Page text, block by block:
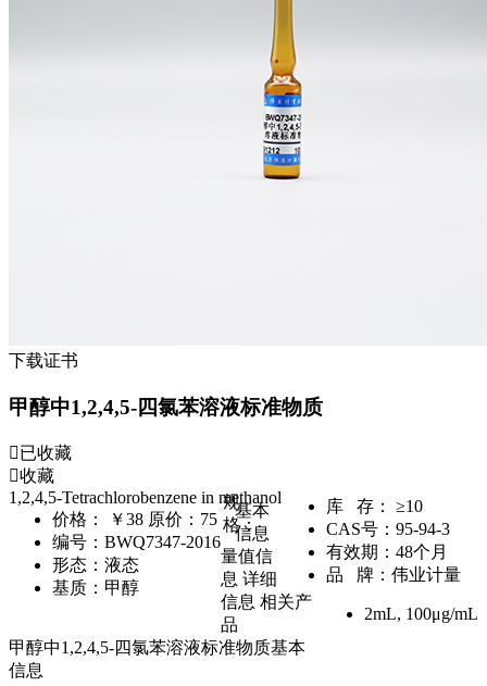
下载证书
甲醇中1,2,4,5-四氯苯溶液标准物质
已收藏
收藏
1,2,4,5-Tetrachlorobenzene in methanol
价格：
￥38 原价：75
编号： BWQ7347-2016
形态： 液态
基质： 甲醇
库 存：
≥10
CAS号： 95-94-3
有效期： 48个月
品 牌： 伟业计量
规
格：
2mL, 100μg/mL
基本
信息
量值信
息 详细
信息 相关产
品
甲醇中1,2,4,5-四氯苯溶液标准物质基本
信息